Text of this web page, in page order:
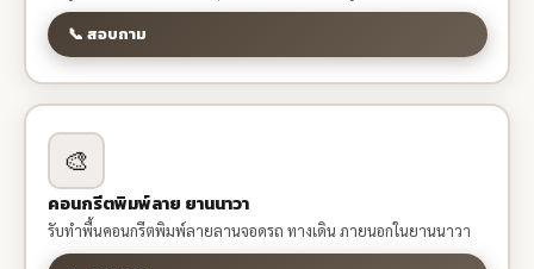
📞 สอบถาม
🎨
คอนกรีตพิมพ์ลาย ยานนาวา
รับทำพื้นคอนกรีตพิมพ์ลายลานจอดรถ ทางเดิน ภายนอกในยานนาวา